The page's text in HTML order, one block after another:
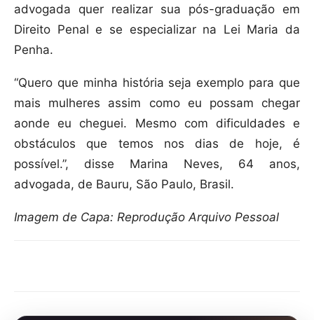
advogada quer realizar sua pós-graduação em
Direito Penal e se especializar na Lei Maria da
Penha.
“Quero que minha história seja exemplo para que
mais mulheres assim como eu possam chegar
aonde eu cheguei. Mesmo com dificuldades e
obstáculos que temos nos dias de hoje, é
possível.”, disse Marina Neves, 64 anos,
advogada, de Bauru, São Paulo, Brasil.
Imagem de Capa: Reprodução Arquivo Pessoal